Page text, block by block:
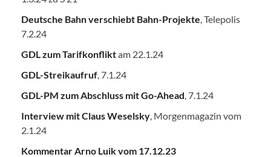
Deutsche Bahn verschiebt Bahn-Projekte , Telepolis
7.2.24
GDL zum Tarifkonfliktam 22.1.24
GDL-Streikaufruf , 7.1.24
GDL-PM zum Abschluss mit Go-Ahead , 7.1.24
Interview mit Claus Weselsky , Morgenmagazin vom
2.1.24
Kommentar Arno Luik vom 17.12.23